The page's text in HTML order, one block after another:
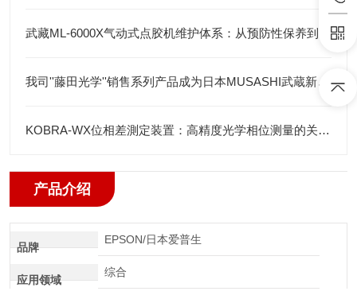
我司''藤田光学''销售系列产品成为日本MUSASHI武蔵新的代理店
KOBRA-WX位相差測定装置：高精度光学相位测量的关键技术解析
产品介绍
品牌
EPSON/日本爱普生
应用领域
综合